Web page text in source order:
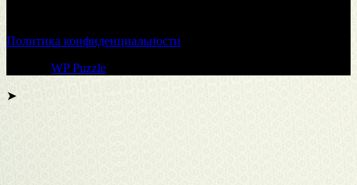
Политика конфиденциальности
WP Puzzle
➤